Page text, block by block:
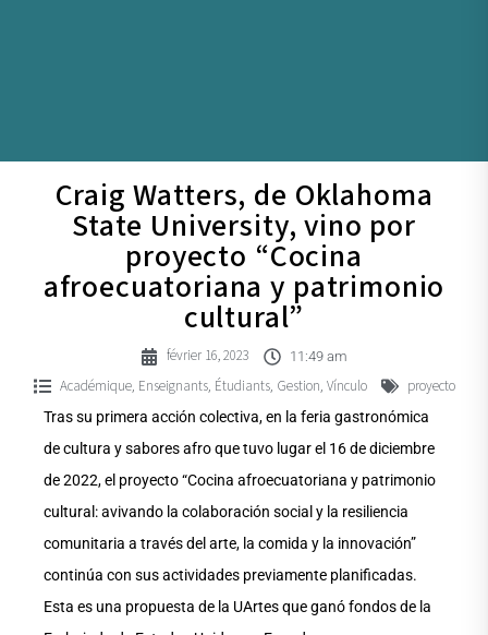
Craig Watters, de Oklahoma
State University, vino por
proyecto “Cocina
afroecuatoriana y patrimonio
cultural”
février 16, 2023 11:49 am
Académique, Enseignants, Étudiants, Gestion, Vínculo proyecto
Tras su primera acción colectiva, en la feria gastronómica
de cultura y sabores afro que tuvo lugar el 16 de diciembre
de 2022, el proyecto “Cocina afroecuatoriana y patrimonio
cultural: avivando la colaboración social y la resiliencia
comunitaria a través del arte, la comida y la innovación”
continúa con sus actividades previamente planificadas.
Esta es una propuesta de la UArtes que ganó fondos de la